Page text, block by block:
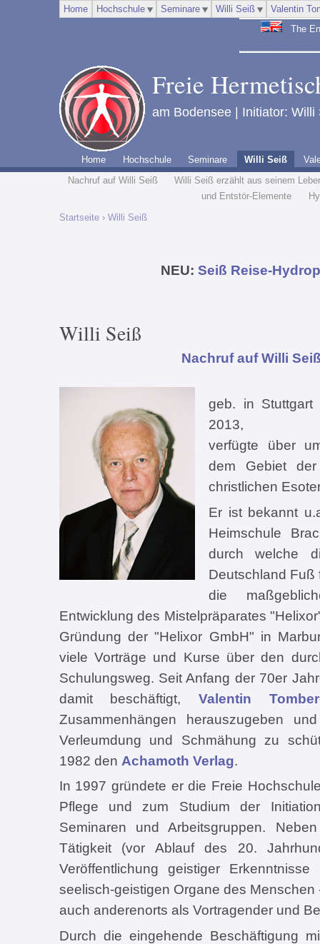
Home Hochschule Seminare Willi Seiß
Valentin
The
Freie
am Bodensee | Initiator: Willi
Home Hochschule Seminare Willi Seiß
Nachruf auf Willi Seiß
Willi Seiß erzählt aus seinem
und Entstör-Elemente
Startseite› Willi Seiß
NEU: Seiß Reise-
Willi Seiß
Nachruf auf Willi
geb. in
2013,
verfügte über
dem Gebiet
christlichen
Er ist bekannt
Heimschule
durch welche
Deutschland Fuß
die
Entwicklung des Mistelpräparates
Gründung der "Helixor GmbH" in
viele Vorträge und Kurse über den
Schulungsweg. Seit Anfang der 70er
damit beschäftigt,Valentin
Zusammenhängen herauszugeben
Verleumdung und Schmähung zu
1982 den Achamoth Verlag.
In 1997 gründete er die Freie
Pflege und zum Studium der
Seminaren und Arbeitsgruppen.
Tätigkeit (vor Ablauf des 20.
Veröffentlichung geistiger
seelisch-geistigen Organe des
auch anderenorts als Vortragender und
Durch die eingehende Beschäftigung